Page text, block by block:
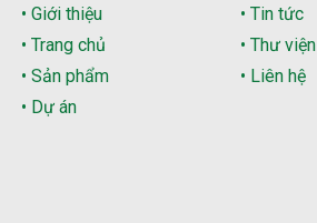
• Giới thiệu
• Trang chủ
• Sản phẩm
• Dự án
• Tin tức
• Thư viện
• Liên hệ